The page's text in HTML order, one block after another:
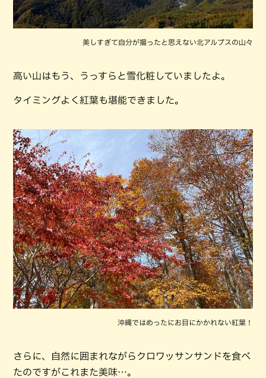
美しすぎて自分が撮ったと思えない北アルプスの山々
高い山はもう、うっすらと雪化粧していましたよ。
タイミングよく紅葉も堪能できました。
沖縄ではめったにお目にかかれない紅葉！
さらに、自然に囲まれながらクロワッサンサンドを食べ
たのですがこれまた美味…。